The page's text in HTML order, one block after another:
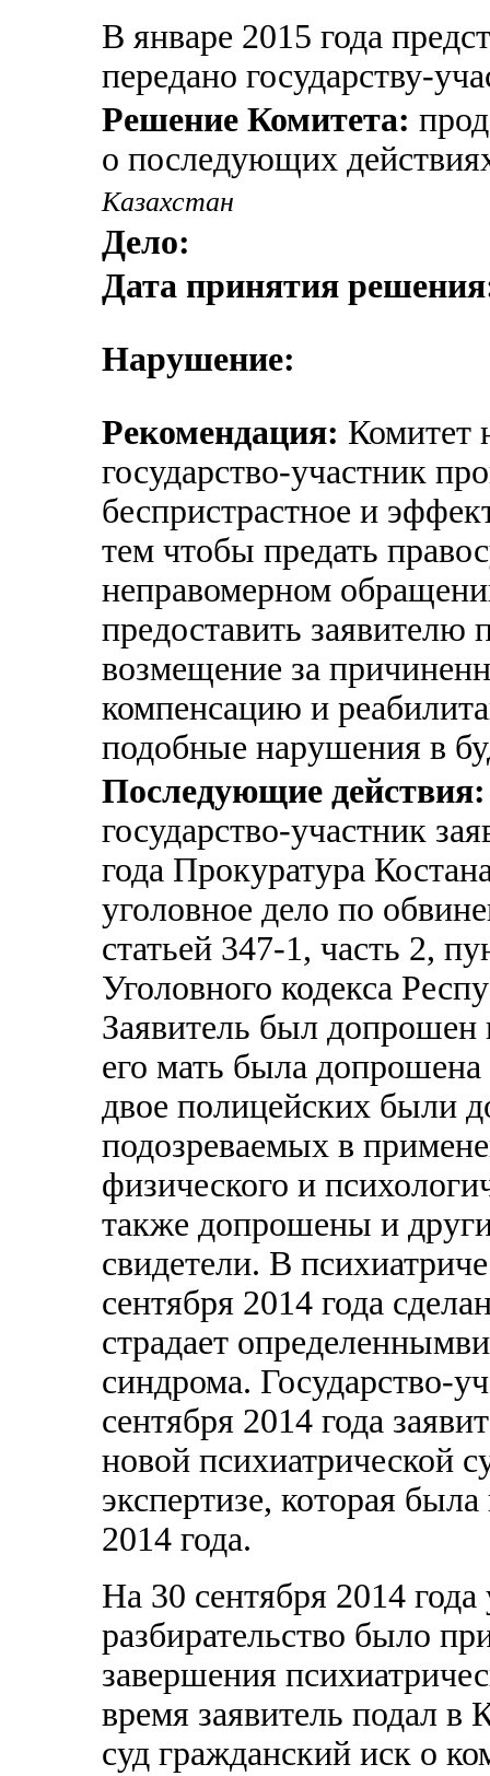
В январе 2015 года
передано государству-
Решение Комитета:
о последующих
Казахстан
Дело:
Дата принятия
Нарушение:
Рекомендация: Комитет
государство-участник
беспристрастное и
тем чтобы предать
неправомерном
предоставить заявителю
возмещение за
компенсацию и
подобные нарушения в
Последующие действия:
государство-участник
года Прокуратура
уголовное дело по
статьей 347-1, часть 2,
Уголовного кодекса
Заявитель был допрошен
его мать была допрошена
двое полицейских были
подозреваемых в
физического и
также допрошены и
свидетели. В
сентября 2014 года
страдает
синдрома. Государство-
сентября 2014 года
новой психиатрической
экспертизе, которая
2014 года.
На 30 сентября 2014 года
разбирательство было
завершения
время заявитель подал в
суд гражданский иск о